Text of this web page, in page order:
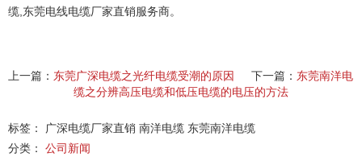
缆,东莞电线电缆厂家直销服务商。
上一篇： 东莞广深电缆之光纤电缆受潮的原因 下一篇： 东莞南洋电
缆之分辨高压电缆和低压电缆的电压的方法
标签： 广深电缆厂家直销 南洋电缆 东莞南洋电缆
分类： 公司新闻